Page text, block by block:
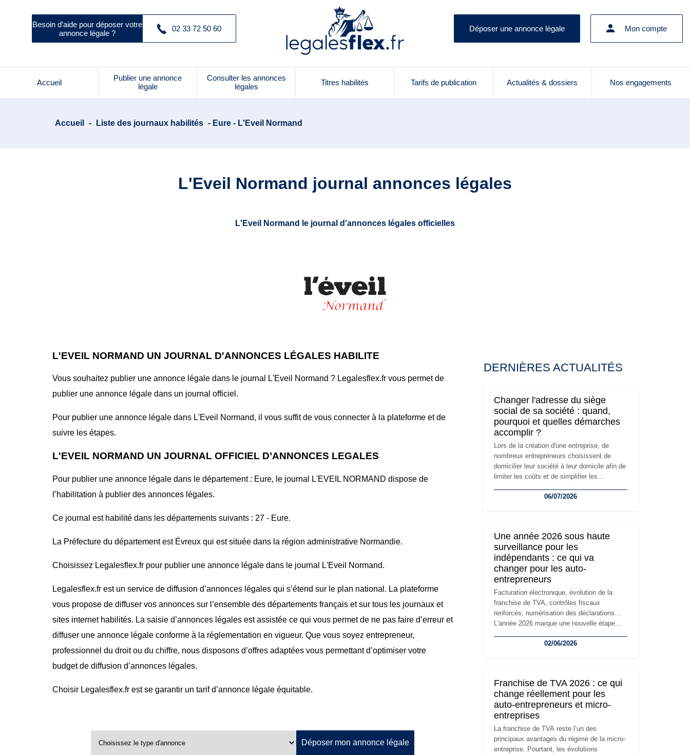
Besoin d’aide pour déposer votre
annonce légale ?
02 33 72 50 60 Déposer une annonce légale Mon compte
Accueil
Publier une annonce
légale
Consulter les annonces
légales
Titres habilités Tarifs de publication Actualités & dossiers Nos engagements
Accueil - Liste des journaux habilités - Eure - L'Eveil Normand
L'Eveil Normand journal annonces légales
L'Eveil Normand le journal d'annonces légales officielles
L'EVEIL NORMAND UN JOURNAL D'ANNONCES LÉGALES HABILITE
Vous souhaitez publier une annonce légale dans le journal L'Eveil Normand ? Legalesflex.fr vous permet de
publier une annonce légale dans un journal officiel.
Pour publier une annonce légale dans L'Eveil Normand, il vous suffit de vous connecter à la plateforme et de
suivre les étapes.
L'EVEIL NORMAND UN JOURNAL OFFICIEL D’ANNONCES LEGALES
Pour publier une annonce légale dans le département : Eure, le journal L'EVEIL NORMAND dispose de
l’habilitation à publier des annonces légales.
Ce journal est habilité dans les départements suivants : 27 - Eure.
La Préfecture du département est Évreux qui est située dans la région administrative Normandie.
Choisissez Legalesflex.fr pour publier une annonce légale dans le journal L'Eveil Normand.
Legalesflex.fr est un service de diffusion d’annonces légales qui s’étend sur le plan national. La plateforme
vous propose de diffuser vos annonces sur l’ensemble des départements français et sur tous les journaux et
sites internet habilités. La saisie d’annonces légales est assistée ce qui vous permet de ne pas faire d’erreur et
diffuser une annonce légale conforme à la réglementation en vigueur. Que vous soyez entrepreneur,
professionnel du droit ou du chiffre, nous disposons d’offres adaptées vous permettant d’optimiser votre
budget de diffusion d’annonces légales.
Choisir Legalesflex.fr est se garantir un tarif d’annonce légale équitable.
Déposer mon annonce légale
DERNIÈRES ACTUALITÉS
Changer l'adresse du siège
social de sa société : quand,
pourquoi et quelles démarches
accomplir ?
Lors de la création d'une entreprise, de
nombreux entrepreneurs choisissent de
domicilier leur société à leur domicile afin de
limiter les coûts et de simplifier les
l'activité, cette solution peut rapidement
siège social répond souvent à une nouvelle
étape de la vie de l'entreprise et implique
plusieurs formalités obligatoires.
06/07/2026
Une année 2026 sous haute
surveillance pour les
indépendants : ce qui va
changer pour les auto-
entrepreneurs
Facturation électronique, évolution de la
franchise de TVA, contrôles fiscaux
renforcés, numérisation des déclarations…
L'année 2026 marque une nouvelle étape
travailleurs indépendants. Si le régime de la
réglementaire plus exigeant. Décryptage des
principaux changements et des précautions
à prendre pour éviter les mauvaises
surprises.
02/06/2026
Franchise de TVA 2026 : ce qui
change réellement pour les
auto-entrepreneurs et micro-
entreprises
La franchise de TVA reste l’un des
principaux avantages du régime de la micro-
entreprise. Pourtant, les évolutions